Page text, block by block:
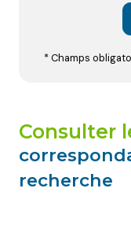
* Champs
consulter
recherche